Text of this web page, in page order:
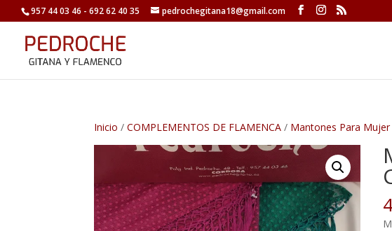
957 44 03 46 - 692 62 40 35 pedrochegitana18@gmail.com
Inicio /COMPLEMENTOS DE FLAMENCA / Mantones Para Mujer